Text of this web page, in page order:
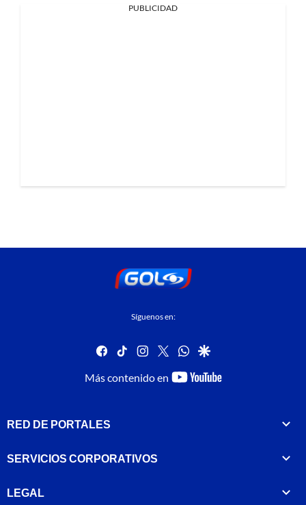
PUBLICIDAD
Síguenos en:
facebook
tiktok instagram
twitterwhatsapp
google
Más contenido en
youtube-
RED DE PORTALES
SERVICIOS CORPORATIVOS
LEGAL